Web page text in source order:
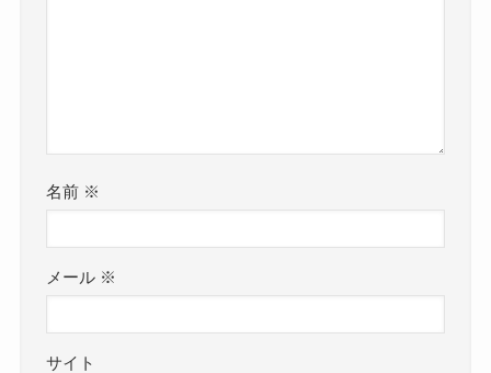
名前 ※
メール ※
サイト